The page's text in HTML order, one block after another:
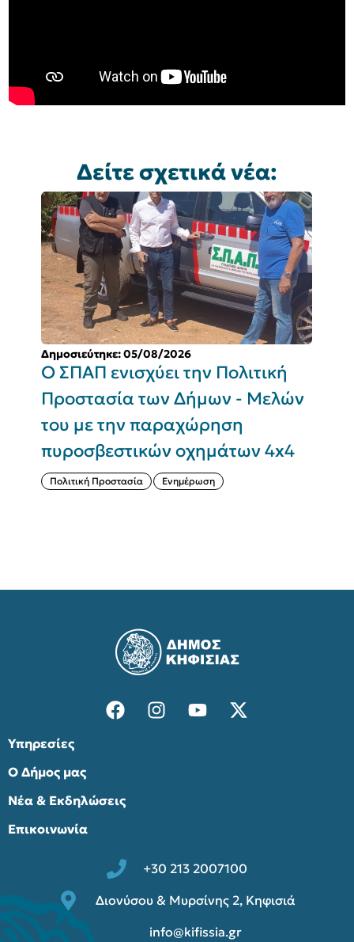
Δείτε σχετικά νέα:
Δημοσιεύτηκε: 05/08/2026
Ο ΣΠΑΠ ενισχύει την Πολιτική
Προστασία των Δήμων - Μελών
του με την παραχώρηση
πυροσβεστικών οχημάτων 4x4
Πολιτική Προστασία Ενημέρωση
Υπηρεσίες
Ο Δήμος μας
Νέα & Εκδηλώσεις
Επικοινωνία
+30 213 2007100
Διονύσου & Μυρσίνης 2, Κηφισιά
info@kifissia.gr